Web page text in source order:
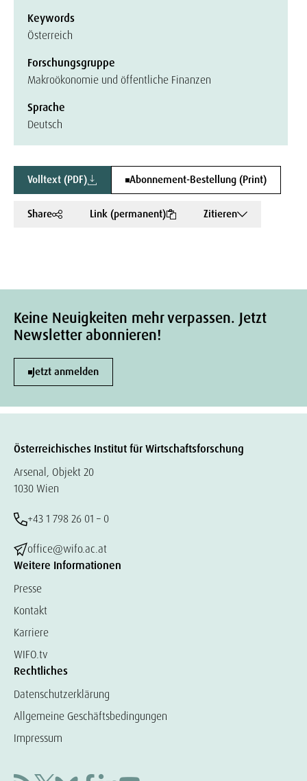
Keywords
Österreich
Forschungsgruppe
Makroökonomie und öffentliche Finanzen
Sprache
Deutsch
Volltext (PDF) Abonnement-Bestellung (Print)
Share Link (permanent) Zitieren
Keine Neuigkeiten mehr verpassen. Jetzt
Newsletter abonnieren!
Jetzt anmelden
Österreichisches Institut für Wirtschaftsforschung
Arsenal, Objekt 20
1030 Wien
+43 1 798 26 01 – 0
office@wifo.ac.at
Weitere Informationen
Presse
Kontakt
Karriere
WIFO.tv
Rechtliches
Datenschutzerklärung
Allgemeine Geschäftsbedingungen
Impressum